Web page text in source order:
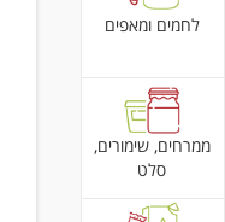
לחמים ומאפים
ממרחים, שימורים,
סלט